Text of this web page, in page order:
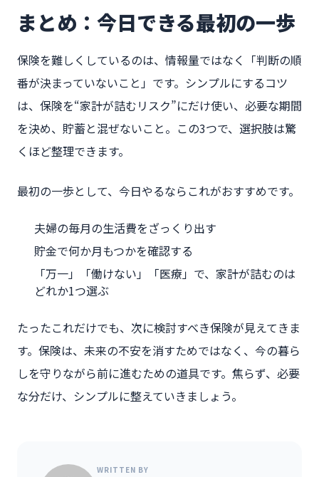
まとめ：今日できる最初の一歩
保険を難しくしているのは、情報量ではなく「判断の順
番が決まっていないこと」です。シンプルにするコツ
は、保険を“家計が詰むリスク”にだけ使い、必要な期間
を決め、貯蓄と混ぜないこと。この3つで、選択肢は驚
くほど整理できます。
最初の一歩として、今日やるならこれがおすすめです。
夫婦の毎月の生活費をざっくり出す
貯金で何か月もつかを確認する
「万一」「働けない」「医療」で、家計が詰むのは
どれか1つ選ぶ
たったこれだけでも、次に検討すべき保険が見えてきま
す。保険は、未来の不安を消すためではなく、今の暮ら
しを守りながら前に進むための道具です。焦らず、必要
な分だけ、シンプルに整えていきましょう。
WRITTEN BY